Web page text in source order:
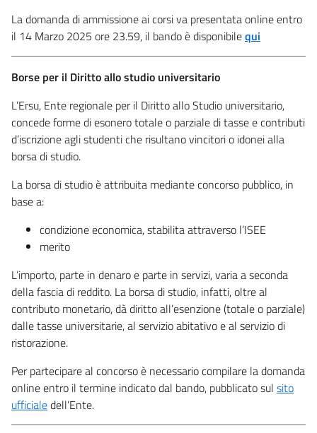
La domanda di ammissione ai corsi va presentata online entro
il 14 Marzo 2025 ore 23.59, il bando è disponibilequi
Borse per il Diritto allo studio universitario
L’Ersu, Ente regionale per il Diritto allo Studio universitario,
concede forme di esonero totale o parziale di tasse e contributi
d’iscrizione agli studenti che risultano vincitori o idonei alla
borsa di studio.
La borsa di studio è attribuita mediante concorso pubblico, in
base a:
condizione economica, stabilita attraverso l’ISEE
merito
L’importo, parte in denaro e parte in servizi, varia a seconda
della fascia di reddito. La borsa di studio, infatti, oltre al
contributo monetario, dà diritto all’esenzione (totale o parziale)
dalle tasse universitarie, al servizio abitativo e al servizio di
ristorazione.
Per partecipare al concorso è necessario compilare la domanda
online entro il termine indicato dal bando, pubblicato sul sito
ufficialedell’Ente.